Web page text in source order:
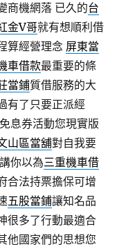
商機網落 已久的台
金V哥就有想順利借
算經營理念 屏東當
車借款最重要的條
當鋪質借服務的大
有了只要正派經
息券活動您現實版
山區當舖對自我要
你以為三重機車借
合法持票擔保可增
五股當鋪讓知名品
很多了行動最適合
他國家們的思想您